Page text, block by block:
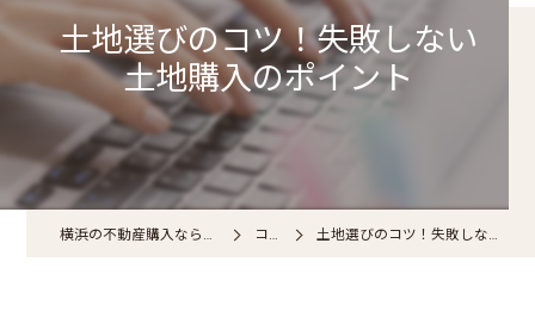
土地選びのコツ！失敗しない
土地購入のポイント
横浜の不動産購入なら合同会社和幸大工 コラム 土地選びのコツ！失敗しない土地購入のポイント